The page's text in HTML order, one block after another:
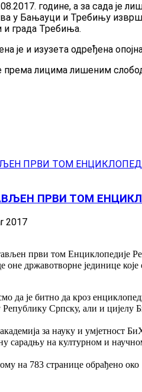
године, а за сада је
у Бањауци и Требињу
града Требиња.
је и изузета одређена
лицима лишеним
ПРВИ ТОМ
2017
први том Енциклопедије
оне државотворне јединице које
да је битно да кроз
Републику Српску, али и
за науку и умјетност
сарадњу на културном и
на 783 странице обрађено око